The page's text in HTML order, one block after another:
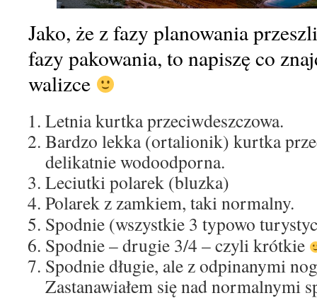
Jako, że z fazy planowania
fazy pakowania, to napiszę co
walizce
Letnia kurtka przeciwdeszczowa.
Bardzo lekka (ortalionik) kurtka
delikatnie wodoodporna.
Leciutki polarek (bluzka)
Polarek z zamkiem, taki normalny.
Spodnie (wszystkie 3 typowo
Spodnie – drugie 3/4 – czyli krótkie
Spodnie długie, ale z odpinanymi
Zastanawiałem się nad normalnymi